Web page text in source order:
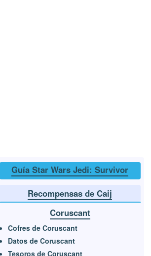
Guía Star Wars Jedi: Survivor
Recompensas de Caij
Coruscant
Cofres de Coruscant
Datos de Coruscant
Tesoros de Coruscant